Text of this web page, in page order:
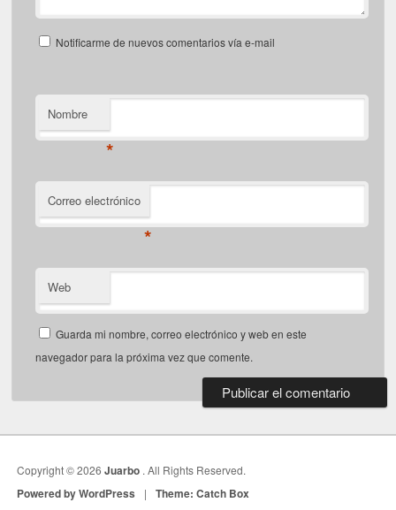
Notificarme de nuevos comentarios vía e-mail
Nombre
*
Correo electrónico
*
Web
Guarda mi nombre, correo electrónico y web en este
navegador para la próxima vez que comente.
Copyright © 2026Juarbo . All Rights Reserved.
Powered by WordPress | Theme: Catch Box